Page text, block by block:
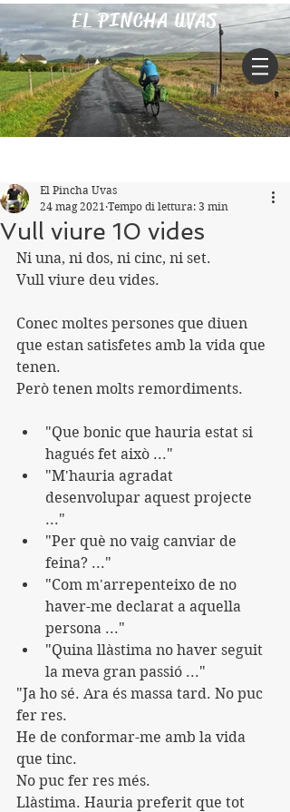
EL PINCHA UVAS
Vull viure 10 vides
El Pincha Uvas
24 mag 2021 Tempo di lettura: 3 min
Ni una, ni dos, ni cinc, ni set.
Vull viure deu vides.
Conec moltes persones que diuen
que estan satisfetes amb la vida que
tenen.
Però tenen molts remordiments.
"Que bonic que hauria estat si
hagués fet això ..."
"M'hauria agradat
desenvolupar aquest projecte
..."
"Per què no vaig canviar de
feina? ..."
"Com m'arrepenteixo de no
haver-me declarat a aquella
persona ..."
"Quina llàstima no haver seguit
la meva gran passió ..."
"Ja ho sé. Ara és massa tard. No puc
fer res.
He de conformar-me amb la vida
que tinc.
No puc fer res més.
Llàstima. Hauria preferit que tot